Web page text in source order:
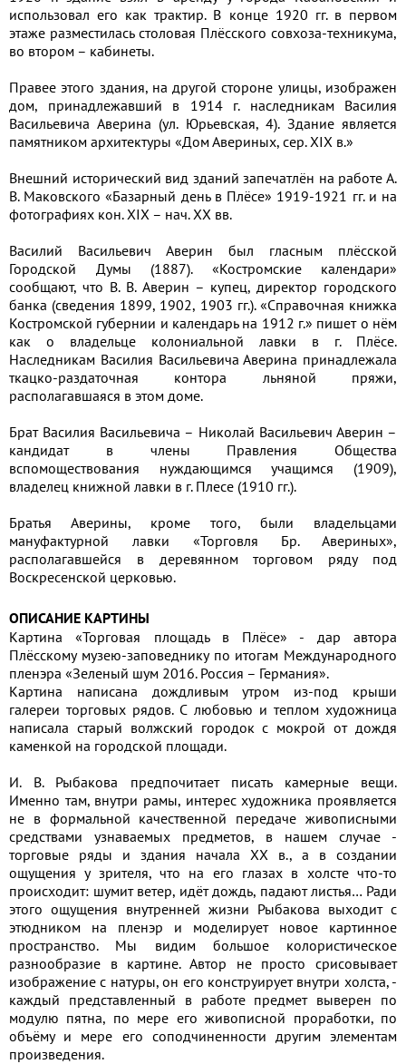
использовал его как трактир. В конце 1920 гг. в первом
этаже разместилась столовая Плёсского совхоза-техникума,
во втором – кабинеты.
Правее этого здания, на другой стороне улицы, изображен
дом, принадлежавший в 1914 г. наследникам Василия
Васильевича Аверина (ул. Юрьевская, 4). Здание является
памятником архитектуры «Дом Авериных, сер. XIX в.»
Внешний исторический вид зданий запечатлён на работе А.
В. Маковского «Базарный день в Плёсе» 1919-1921 гг. и на
фотографиях кон. XIX – нач. XX вв.
Василий Васильевич Аверин был гласным плёсской
Городской Думы (1887). «Костромские календари»
сообщают, что В. В. Аверин – купец, директор городского
банка (сведения 1899, 1902, 1903 гг.). «Справочная книжка
Костромской губернии и календарь на 1912 г.» пишет о нём
как о владельце колониальной лавки в г. Плёсе.
Наследникам Василия Васильевича Аверина принадлежала
ткацко-раздаточная контора льняной пряжи,
располагавшаяся в этом доме.
Брат Василия Васильевича – Николай Васильевич Аверин –
кандидат в члены Правления Общества
вспомоществования нуждающимся учащимся (1909),
владелец книжной лавки в г. Плесе (1910 гг.).
Братья Аверины, кроме того, были владельцами
мануфактурной лавки «Торговля Бр. Авериных»,
располагавшейся в деревянном торговом ряду под
Воскресенской церковью.
ОПИСАНИЕ КАРТИНЫ
Картина «Торговая площадь в Плёсе» - дар автора
Плёсскому музею-заповеднику по итогам Международного
пленэра «Зеленый шум 2016. Россия – Германия».
Картина написана дождливым утром из-под крыши
галереи торговых рядов. С любовью и теплом художница
написала старый волжский городок с мокрой от дождя
каменкой на городской площади.
И. В. Рыбакова предпочитает писать камерные вещи.
Именно там, внутри рамы, интерес художника проявляется
не в формальной качественной передаче живописными
средствами узнаваемых предметов, в нашем случае -
торговые ряды и здания начала XX в., а в создании
ощущения у зрителя, что на его глазах в холсте что-то
происходит: шумит ветер, идёт дождь, падают листья… Ради
этого ощущения внутренней жизни Рыбакова выходит с
этюдником на пленэр и моделирует новое картинное
пространство. Мы видим большое колористическое
разнообразие в картине. Автор не просто срисовывает
изображение с натуры, он его конструирует внутри холста, -
каждый представленный в работе предмет выверен по
модулю пятна, по мере его живописной проработки, по
объёму и мере его соподчиненности другим элементам
произведения.